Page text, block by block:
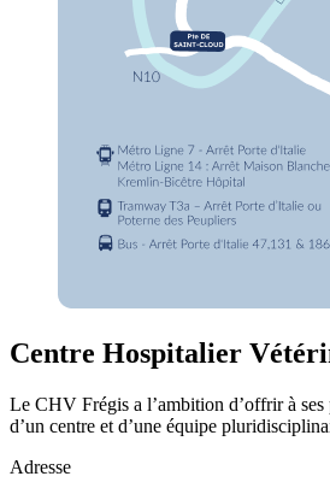
Centre Hospitalier
Le CHV Frégis a l’ambition d’offrir à ses
d’un centre et d’une équipe
Adresse